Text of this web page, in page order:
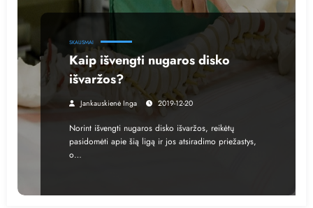
SKAUSMAI
Kaip išvengti nugaros disko
išvaržos?
Jankauskienė Inga 2019-12-20
Norint išvengti nugaros disko išvaržos, reikėtų
pasidomėti apie šią ligą ir jos atsiradimo priežastys,
o…